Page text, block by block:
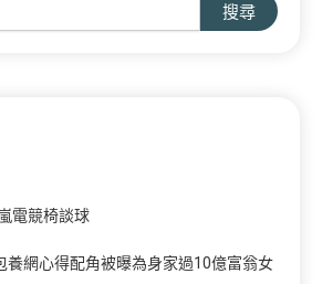
搜尋
電競椅談球
養網心得配角被曝為身家過10億富翁女